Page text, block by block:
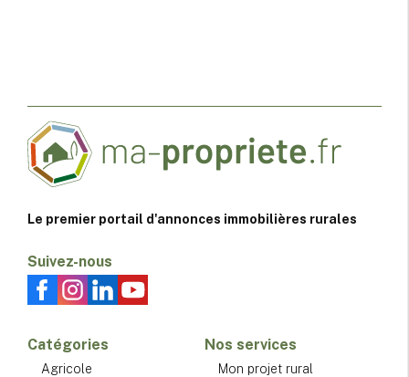
Le premier portail d'annonces immobilières rurales
Suivez-nous
Catégories
Agricole
Nos services
Mon projet rural